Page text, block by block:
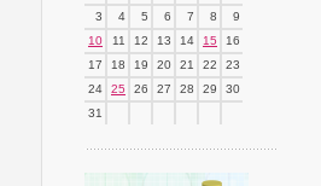
3
4 5 6 7 8
9
10
11 12 13 14 15
16
17
18 19 20 21 22
23
24
25 26 27 28 29
30
31